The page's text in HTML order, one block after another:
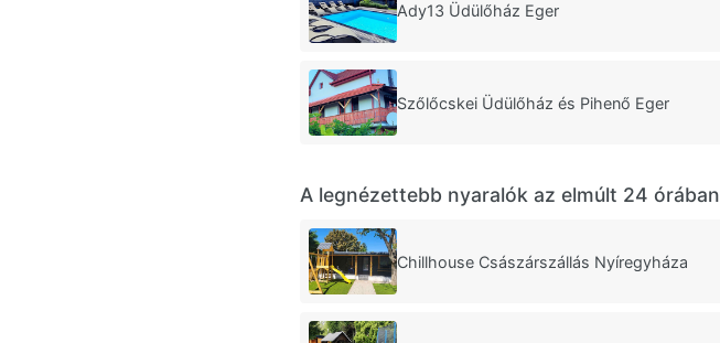
Ady13 Üdülőház Eger
Szőlőcskei Üdülőház és Pihenő Eger
A legnézettebb nyaralók az elmúlt 24 órában
Chillhouse Császárszállás Nyíregyháza